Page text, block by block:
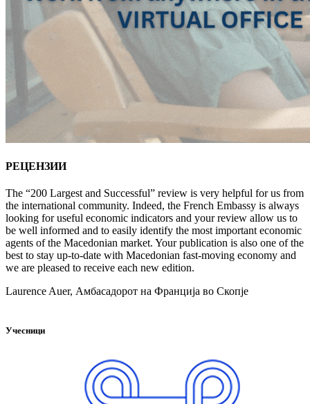
РЕЦЕНЗИИ
The “200 Largest and Successful” review is very helpful for us from
the international community. Indeed, the French Embassy is always
looking for useful economic indicators and your review allow us to
be well informed and to easily identify the most important economic
agents of the Macedonian market. Your publication is also one of the
best to stay up-to-date with Macedonian fast-moving economy and
we are pleased to receive each new edition.
Laurence Auer, Амбасадорот на Франција во Скопје
Учесници